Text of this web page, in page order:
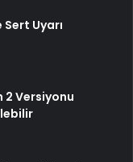
Sert Uyarı
2 Versiyonu